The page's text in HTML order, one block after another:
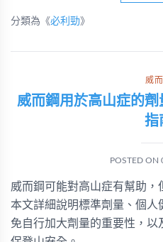
分類為《必利勁》
威
威而鋼用於高山症的
指
POSTED ON
威而鋼可能對高山症有幫助，
本文詳細說明標準劑量、個
免自行加大劑量的重要性，